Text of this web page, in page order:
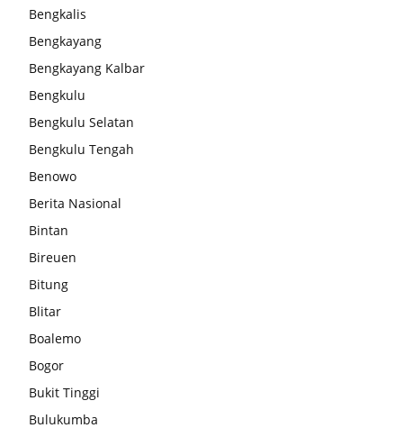
Bengkalis
Bengkayang
Bengkayang Kalbar
Bengkulu
Bengkulu Selatan
Bengkulu Tengah
Benowo
Berita Nasional
Bintan
Bireuen
Bitung
Blitar
Boalemo
Bogor
Bukit Tinggi
Bulukumba